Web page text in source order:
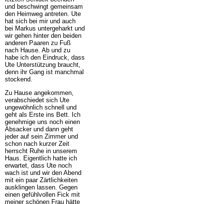
und beschwingt gemeinsam
den Heimweg antreten. Ute
hat sich bei mir und auch
bei Markus untergeharkt und
wir gehen hinter den beiden
anderen Paaren zu Fuß
nach Hause. Ab und zu
habe ich den Eindruck, dass
Ute Unterstützung braucht,
denn ihr Gang ist manchmal
stockend.
Zu Hause angekommen,
verabschiedet sich Ute
ungewöhnlich schnell und
geht als Erste ins Bett. Ich
genehmige uns noch einen
Absacker und dann geht
jeder auf sein Zimmer und
schon nach kurzer Zeit
herrscht Ruhe in unserem
Haus. Eigentlich hatte ich
erwartet, dass Ute noch
wach ist und wir den Abend
mit ein paar Zärtlichkeiten
ausklingen lassen. Gegen
einen gefühlvollen Fick mit
meiner schönen Frau hätte